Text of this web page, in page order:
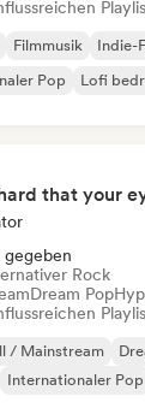
Filmmusik Indie-
Pop Lofi
that your
Rock
Dream Pop
/ Mainstream
Internationaler Pop